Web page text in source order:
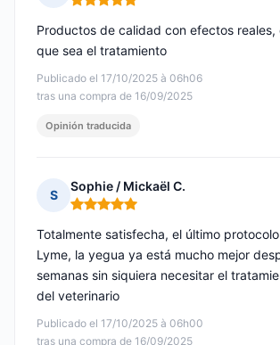
Nota: 5 de 5
Publicado el 17/10/2025 à 06h06
tras una compra de 16/09/2025
Productos de calidad con efectos reales,
que sea el tratamiento
Opinión traducida
S
Sophie / Mickaël C.
Nota: 5 de 5
Publicado el 17/10/2025 à 06h00
tras una compra de 16/09/2025
Totalmente satisfecha, el último
Lyme, la yegua ya está mucho mejor
semanas sin siquiera necesitar el
del veterinario